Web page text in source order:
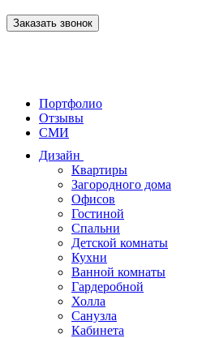
Заказать звонок
Портфолио
Отзывы
СМИ
Дизайн
Квартиры
Загородного дома
Офисов
Гостиной
Спальни
Детской комнаты
Кухни
Ванной комнаты
Гардеробной
Холла
Санузла
Кабинета